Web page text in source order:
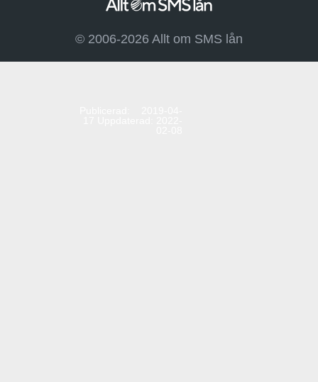
© 2006-2026 Allt om SMS lån